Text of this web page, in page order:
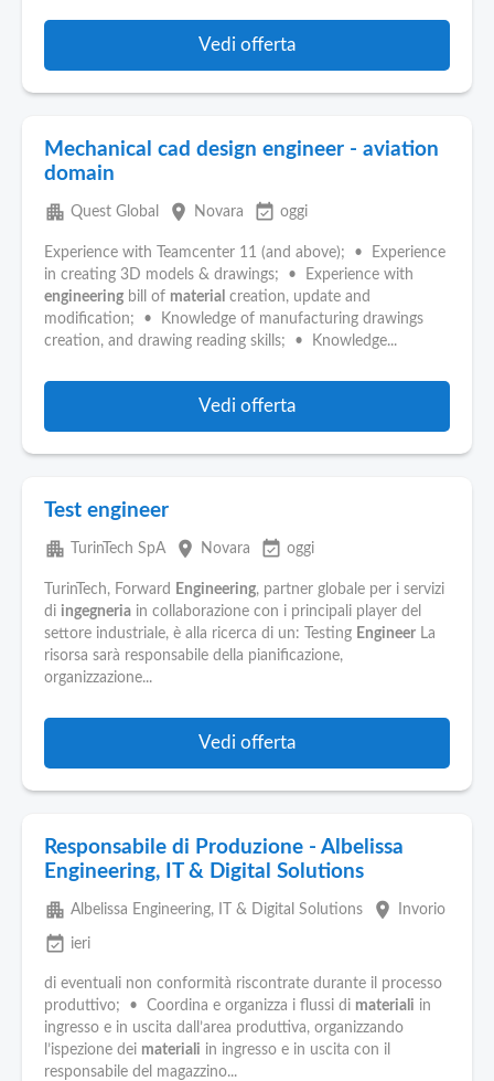
Vedi offerta
Mechanical cad design engineer - aviation
domain
apartment Quest Global place Novara event_available oggi
Experience with Teamcenter 11 (and above); • Experience
in creating 3D models & drawings; • Experience with
engineering bill of material creation, update and
modification; • Knowledge of manufacturing drawings
creation, and drawing reading skills; • Knowledge...
Vedi offerta
Test engineer
apartment TurinTech SpA place Novara event_available oggi
TurinTech, Forward Engineering, partner globale per i servizi
di ingegneria in collaborazione con i principali player del
settore industriale, è alla ricerca di un: Testing Engineer La
risorsa sarà responsabile della pianificazione,
organizzazione...
Vedi offerta
Responsabile di Produzione - Albelissa
Engineering, IT & Digital Solutions
apartment Albelissa Engineering, IT & Digital Solutions place Invorio
event_available ieri
di eventuali non conformità riscontrate durante il processo
produttivo; • Coordina e organizza i flussi di materiali in
ingresso e in uscita dall’area produttiva, organizzando
l’ispezione dei materiali in ingresso e in uscita con il
responsabile del magazzino...